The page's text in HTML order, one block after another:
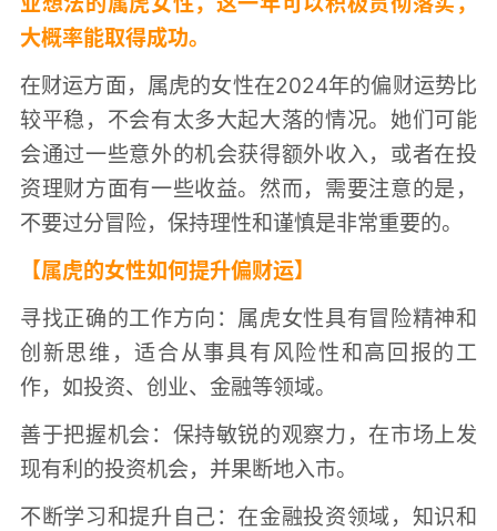
大概率能取得成功。
在财运方面，属虎的女性在2024年的偏财运势比
较平稳，不会有太多大起大落的情况。她们可能
会通过一些意外的机会获得额外收入，或者在投
资理财方面有一些收益。然而，需要注意的是，
不要过分冒险，保持理性和谨慎是非常重要的。
【属虎的女性如何提升偏财运】
寻找正确的工作方向：属虎女性具有冒险精神和
创新思维，适合从事具有风险性和高回报的工
作，如投资、创业、金融等领域。
善于把握机会：保持敏锐的观察力，在市场上发
现有利的投资机会，并果断地入市。
不断学习和提升自己：在金融投资领域，知识和